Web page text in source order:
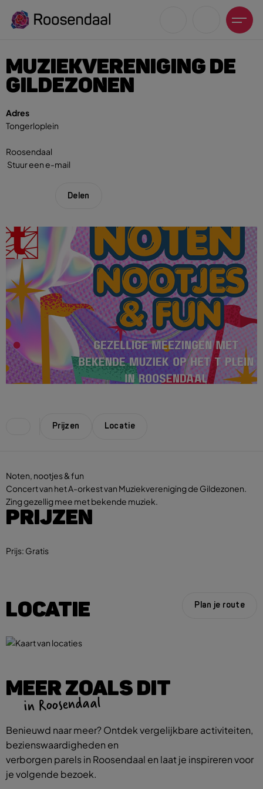
Zoeksuggesties
UITagenda
Wandelen
Winkeltijden en koopzondagen
MUZIEKVERENIGING DE
GILDEZONEN
Adres
Tongerloplein
Roosendaal
Stuur een e-mail
Delen
Prijzen Locatie
Noten, nootjes & fun
Concert van het A-orkest van Muziekvereniging de Gildezonen.
Zing gezellig mee met bekende muziek.
PRIJZEN
Prijs: Gratis
LOCATIE Plan je route
MEER ZOALS DIT
in Roosendaal
Benieuwd naar meer? Ontdek vergelijkbare activiteiten,
bezienswaardigheden en
verborgen parels in Roosendaal en laat je inspireren voor
je volgende bezoek.